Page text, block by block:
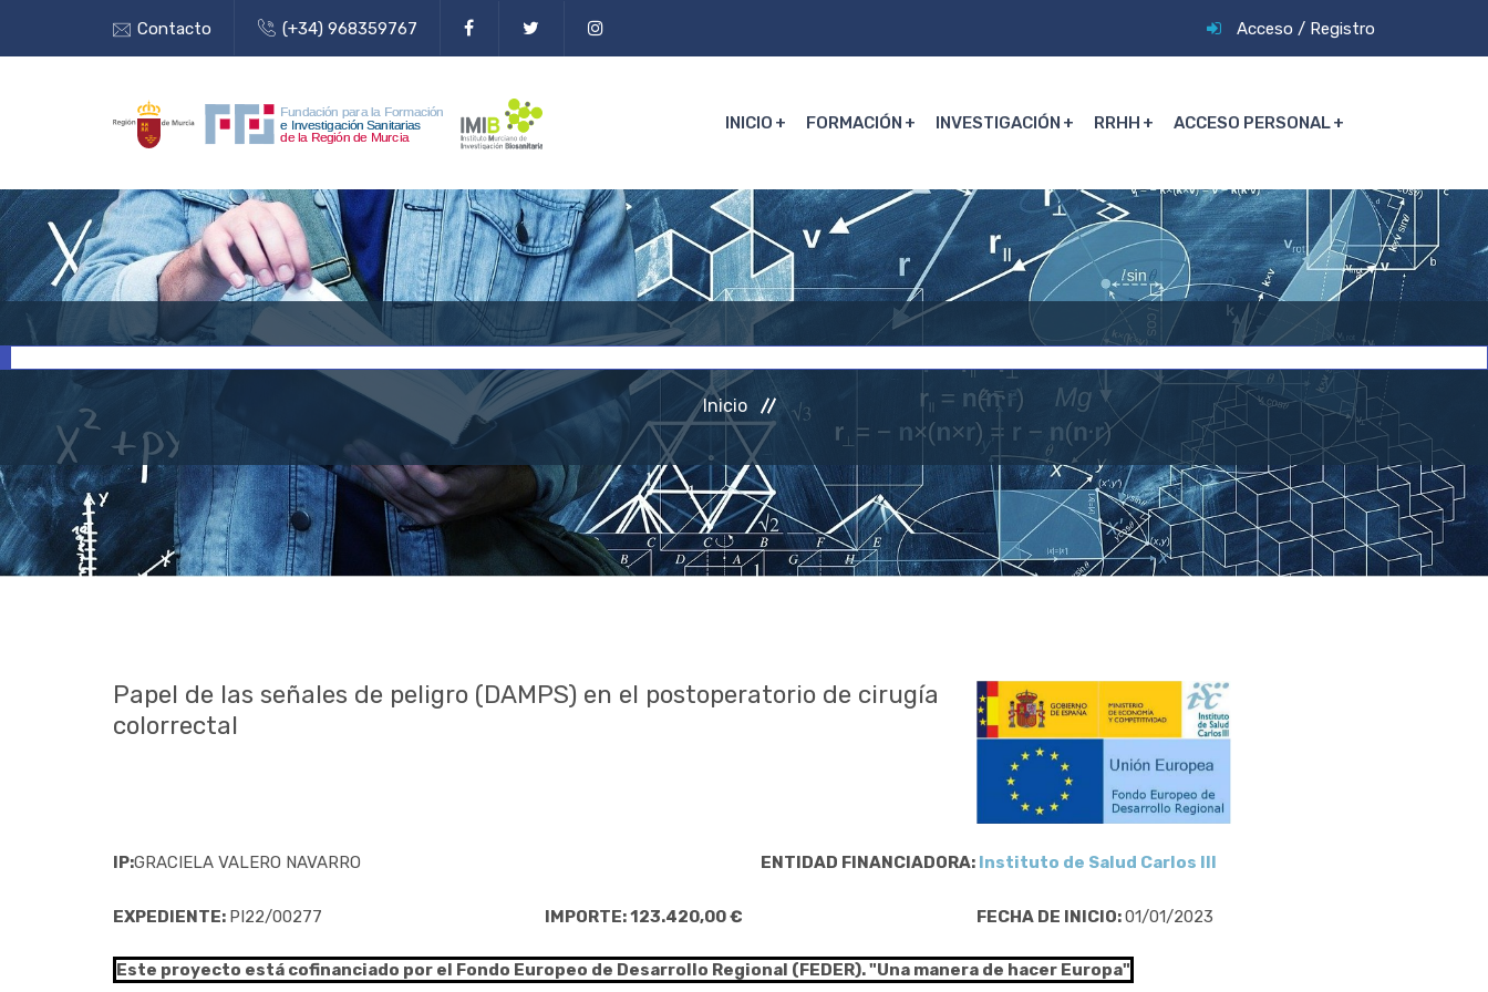
Contacto (+34) 968359767 Acceso / Registro
INICIO FORMACIÓN INVESTIGACIÓN RRHH ACCESO PERSONAL
Inicio
Papel de las señales de peligro (DAMPS) en el postoperatorio de cirugía
colorrectal
IP:GRACIELA VALERO NAVARRO ENTIDAD FINANCIADORA: Instituto de Salud Carlos III
EXPEDIENTE: PI22/00277 IMPORTE: 123.420,00 € FECHA DE INICIO:01/01/2023
Este proyecto está cofinanciado por el Fondo Europeo de Desarrollo Regional (FEDER). "Una manera de hacer Europa"